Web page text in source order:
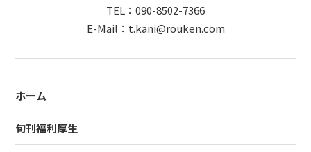
TEL：090-8502-7366
E-Mail：t.kani@rouken.com
ホーム
旬刊福利厚生